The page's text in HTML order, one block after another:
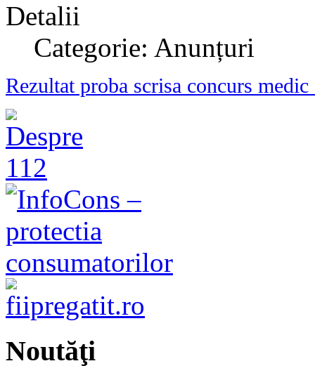
Detalii
Categorie: Anunțuri
Rezultat proba scrisa concurs
Noutăţi